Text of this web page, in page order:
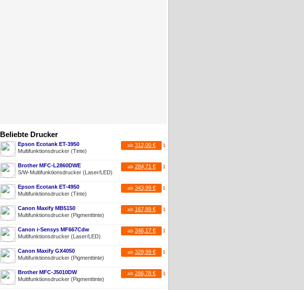
Beliebte Drucker
ab 312,00 € 1
Epson Ecotank ET-3950
Multifunktionsdrucker (Tinte)
ab 284,71 € 1
Brother MFC-L2860DWE
S/W-Multifunktionsdrucker (Laser/LED)
ab 343,99 € 1
Epson Ecotank ET-4950
Multifunktionsdrucker (Tinte)
ab 167,89 € 1
Canon Maxify MB5150
Multifunktionsdrucker (Pigmenttinte)
ab 346,17 € 1
Canon i-Sensys MF667Cdw
Multifunktionsdrucker (Laser/LED)
ab 329,99 € 1
Canon Maxify GX4050
Multifunktionsdrucker (Pigmenttinte)
ab 286,78 € 1
Brother MFC-J5010DW
Multifunktionsdrucker (Pigmenttinte)